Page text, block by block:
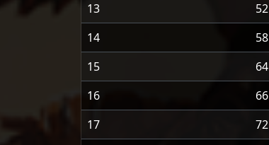
13
52
14
58
15
64
16
66
17
72